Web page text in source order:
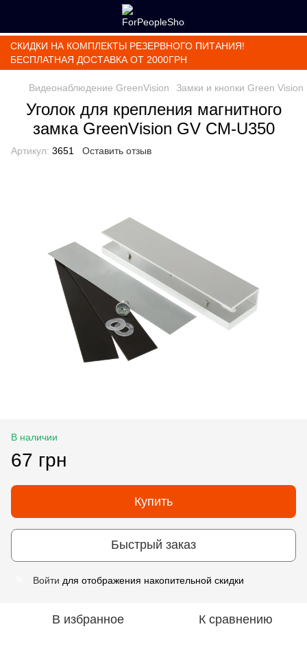
СКИДКИ НА КОМПЛЕКТЫ РЕЗЕРВНОГО ПИТАНИЯ!
БЕСПЛАТНАЯ ДОСТАВКА ОТ 2000ГРН
Видеонаблюдение GreenVision Замки и кнопки Green Vision
Уголок для крепления магнитного
замка GreenVision GV CM-U350
Артикул: 3651 Оставить отзыв
В наличии
67 грн
Купить
Быстрый заказ
Войти для отображения накопительной скидки
В избранное К сравнению